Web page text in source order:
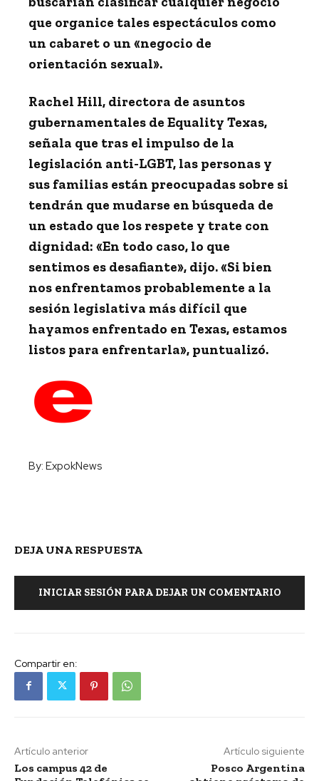
que organice tales espectáculos como
un cabaret o un «negocio de
orientación sexual».
Rachel Hill, directora de asuntos
gubernamentales de Equality Texas,
señala que tras el impulso de la
legislación anti-LGBT, las personas y
sus familias están preocupadas sobre si
tendrán que mudarse en búsqueda de
un estado que los respete y trate con
dignidad: «En todo caso, lo que
sentimos es desafiante», dijo. «Si bien
nos enfrentamos probablemente a la
sesión legislativa más difícil que
hayamos enfrentado en Texas, estamos
listos para enfrentarla», puntualizó.
By: ExpokNews
DEJA UNA RESPUESTA
INICIAR SESIÓN PARA DEJAR UN COMENTARIO
Compartir en:
Artículo anterior
Los campus 42 de
Artículo siguiente
Posco Argentina